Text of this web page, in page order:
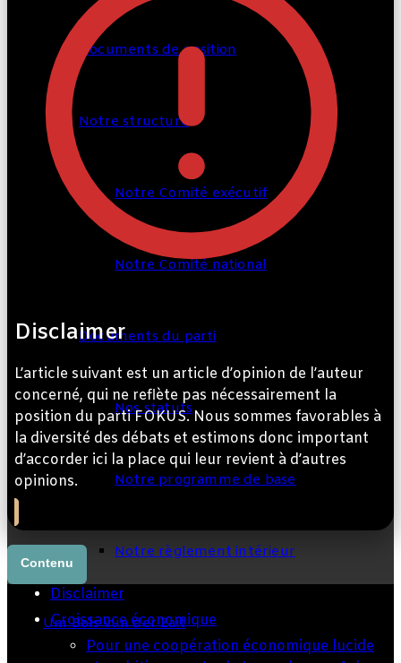
Documents de position
Notre structure
Notre Comité exécutif
Notre Comité national
Documents du parti
Nos statuts
Notre programme de base
Notre règlement intérieur
Um Bols vun der Zäit
Disclaimer
L’article suivant est un article d’opinion de l’auteur
concerné, qui ne reflète pas nécessairement la
position du parti FOKUS. Nous sommes favorables à
la diversité des débats et estimons donc important
d’accorder ici la place qui leur revient à d’autres
opinions.
Contenu
Disclaimer
Croissance économique
Pour une coopération économique lucide